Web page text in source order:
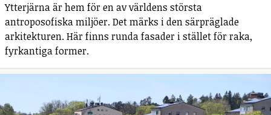
Ytterjärna är hem för en av världens största
antroposofiska miljöer. Det märks i den särpräglade
arkitekturen. Här finns runda fasader i stället för raka,
fyrkantiga former.